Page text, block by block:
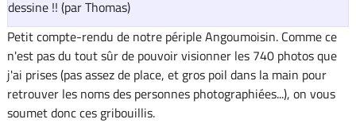
dessine !! (par Thomas)
Petit compte-rendu de notre périple Angoumoisin. Comme ce
n'est pas du tout sûr de pouvoir visionner les 740 photos que
j'ai prises (pas assez de place, et gros poil dans la main pour
retrouver les noms des personnes photographiées...), on vous
soumet donc ces gribouillis.